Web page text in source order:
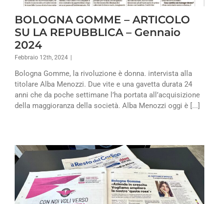
BOLOGNA GOMME – ARTICOLO
SU LA REPUBBLICA – Gennaio
2024
Febbraio 12th, 2024 |
Bologna Gomme, la rivoluzione è donna. intervista alla
titolare Alba Menozzi. Due vite e una gavetta durata 24
anni che da poche settimane l’ha portata all’acquisizione
della maggioranza della società. Alba Menozzi oggi è [...]